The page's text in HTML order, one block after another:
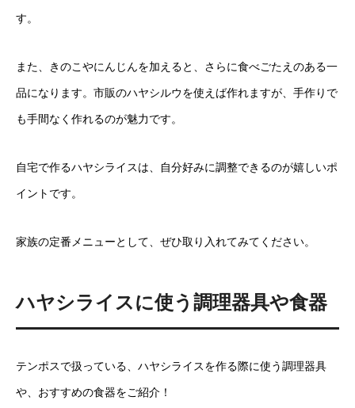
す。
また、きのこやにんじんを加えると、さらに食べごたえのある一
品になります。市販のハヤシルウを使えば作れますが、手作りで
も手間なく作れるのが魅力です。
自宅で作るハヤシライスは、自分好みに調整できるのが嬉しいポ
イントです。
家族の定番メニューとして、ぜひ取り入れてみてください。
ハヤシライスに使う調理器具や食器
テンポスで扱っている、ハヤシライスを作る際に使う調理器具
や、おすすめの食器をご紹介！